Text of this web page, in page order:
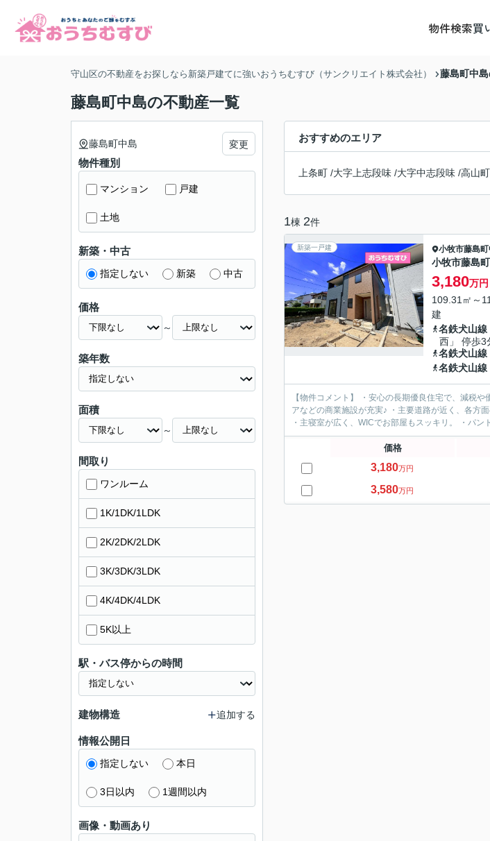
物件検索買
守山区の不動産をお探しなら新築戸建てに強いおうちむすび（サンクリエイト株式会社） 藤島町中
藤島町中島の不動産一覧
おすすめのエリア
上条町 /大字上志段味 /大字中志段味 /高山町
1棟 2件
新築一戸建 小牧市藤島
小牧市藤島
3,180万円
109.31㎡～
建
名鉄犬山線
西」 停歩3
名鉄犬山線
名鉄犬山線
【物件コメント】 ・安心の長期優良住宅で、減税
アなどの商業施設が充実♪ ・主要道路が近く、各方
価格
3,180万円
3,580万円
藤島町中島 変更
物件種別
マンション 戸建
土地
新築・中古
指定しない 新築 中古
価格
～
築年数
面積
～
間取り
ワンルーム
1K/1DK/1LDK
2K/2DK/2LDK
3K/3DK/3LDK
4K/4DK/4LDK
5K以上
駅・バス停からの時間
建物構造 追加する
情報公開日
指定しない 本日
3日以内 1週間以内
画像・動画あり